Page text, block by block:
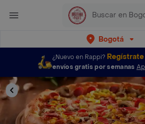
Bogotá
¿Nuevo en Rappi? Regístrate
envíos gratis por semanas